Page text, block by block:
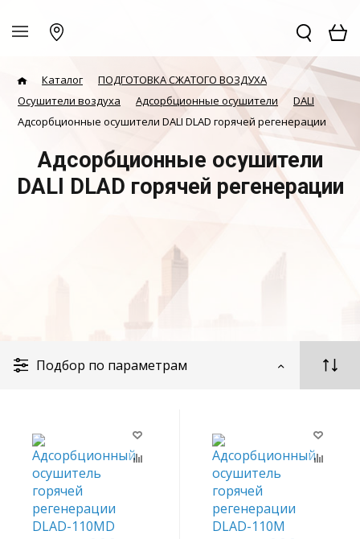
Каталог
ПОДГОТОВКА СЖАТОГО ВОЗДУХА
Осушители воздуха
Адсорбционные осушители
DALI
Адсорбционные осушители DALI DLAD горячей регенерации
Адсорбционные осушители
DALI DLAD горячей регенерации
Подбор по параметрам